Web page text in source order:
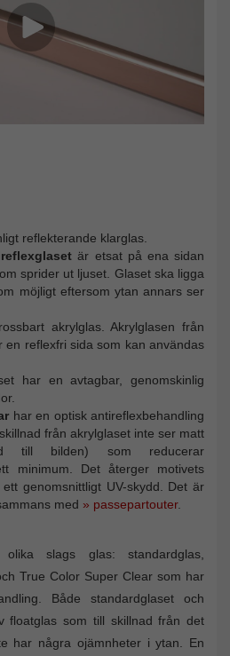
reflekterande klarglas.
är etsat på ena sidan
sprider ut ljuset. Glaset ska ligga
möjligt eftersom ytan annars ser
akrylglas. Akrylglasen från
en reflexfri sida som kan användas
har en avtagbar, genomskinlig
har en optisk antireflexbehandling
från akrylglaset inte ser matt
till bilden) som reducerar
minimum. Det återger motivets
genomsnittligt UV-skydd. Det är
med » passepartouter.
slags glas: standardglas,
True Color Super Clear som har
Både standardglaset och
floatglas som till skillnad från det
har några ojämnheter i ytan. En